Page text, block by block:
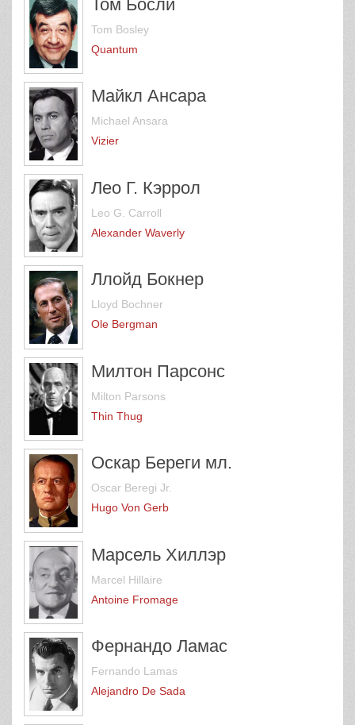
Том Босли
Tom Bosley
Quantum
Майкл Ансара
Michael Ansara
Vizier
Лео Г. Кэррол
Leo G. Carroll
Alexander Waverly
Ллойд Бокнер
Lloyd Bochner
Ole Bergman
Милтон Парсонс
Milton Parsons
Thin Thug
Оскар Береги мл.
Oscar Beregi Jr.
Hugo Von Gerb
Марсель Хиллэр
Marcel Hillaire
Antoine Fromage
Фернандо Ламас
Fernando Lamas
Alejandro De Sada